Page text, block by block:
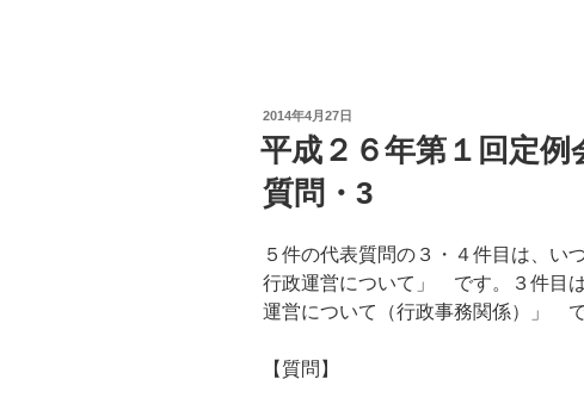
投
稿
日:
2014年4月27日
平成２６年第１回定
質問・3
５件の代表質問の３・４件目は、
行政運営について」 です。３件目
運営について（行政事務関係）」 で
【質問】